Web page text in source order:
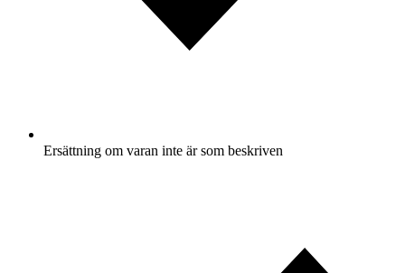
Ersättning om varan inte är som beskriven